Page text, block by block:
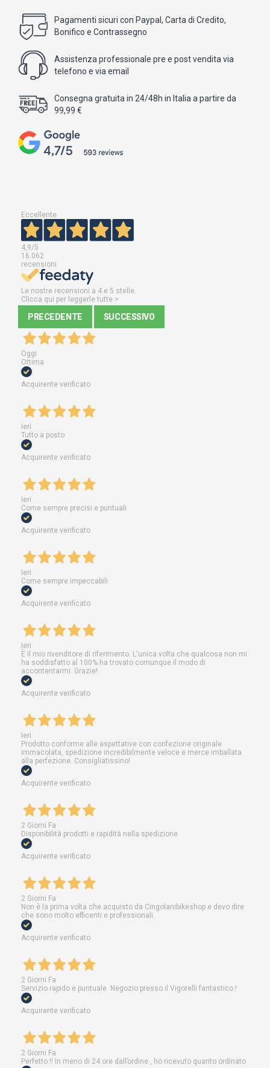
Pagamenti sicuri con Paypal, Carta di Credito,
Bonifico e Contrassegno
Assistenza professionale pre e post vendita via
telefono e via email
Consegna gratuita in 24/48h in Italia a partire da
99,99 €
Eccellente
4,9/5
16.062
recensioni
Le nostre recensioni a 4 e 5 stelle.
Clicca qui per leggerle tutte >
PRECEDENTE SUCCESSIVO
Oggi
Ottima
Acquirente verificato
Ieri
Tutto a posto
Acquirente verificato
Ieri
Come sempre precisi e puntuali
Acquirente verificato
Ieri
Come sempre impeccabili
Acquirente verificato
Ieri
È il mio rivenditore di riferimento. L'unica volta che qualcosa non mi
ha soddisfatto al 100% ha trovato comunque il modo di
accontentarmi. Grazie!
Acquirente verificato
Ieri
Prodotto conforme alle aspettative con confezione originale
immacolata, spedizione incredibilmente veloce e merce imballata
alla perfezione. Consigliatissino!
Acquirente verificato
2 Giorni Fa
Disponibilità prodotti e rapidità nella spedizione
Acquirente verificato
2 Giorni Fa
Non è la prima volta che acquisto da Cingolanibikeshop e devo dire
che sono molto efficenti e professionali.
Acquirente verificato
2 Giorni Fa
Servizio rapido e puntuale. Negozio presso il Vigorelli fantastico !
Acquirente verificato
2 Giorni Fa
Perfetto !! In meno di 24 ore dall’ordine , ho ricevuto quanto ordinato